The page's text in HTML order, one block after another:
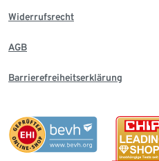
Widerrufsrecht
AGB
Barrierefreiheitserklärung